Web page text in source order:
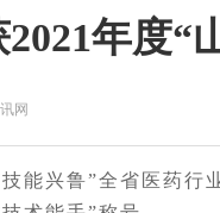
年度“
网
能兴鲁”全省医药行